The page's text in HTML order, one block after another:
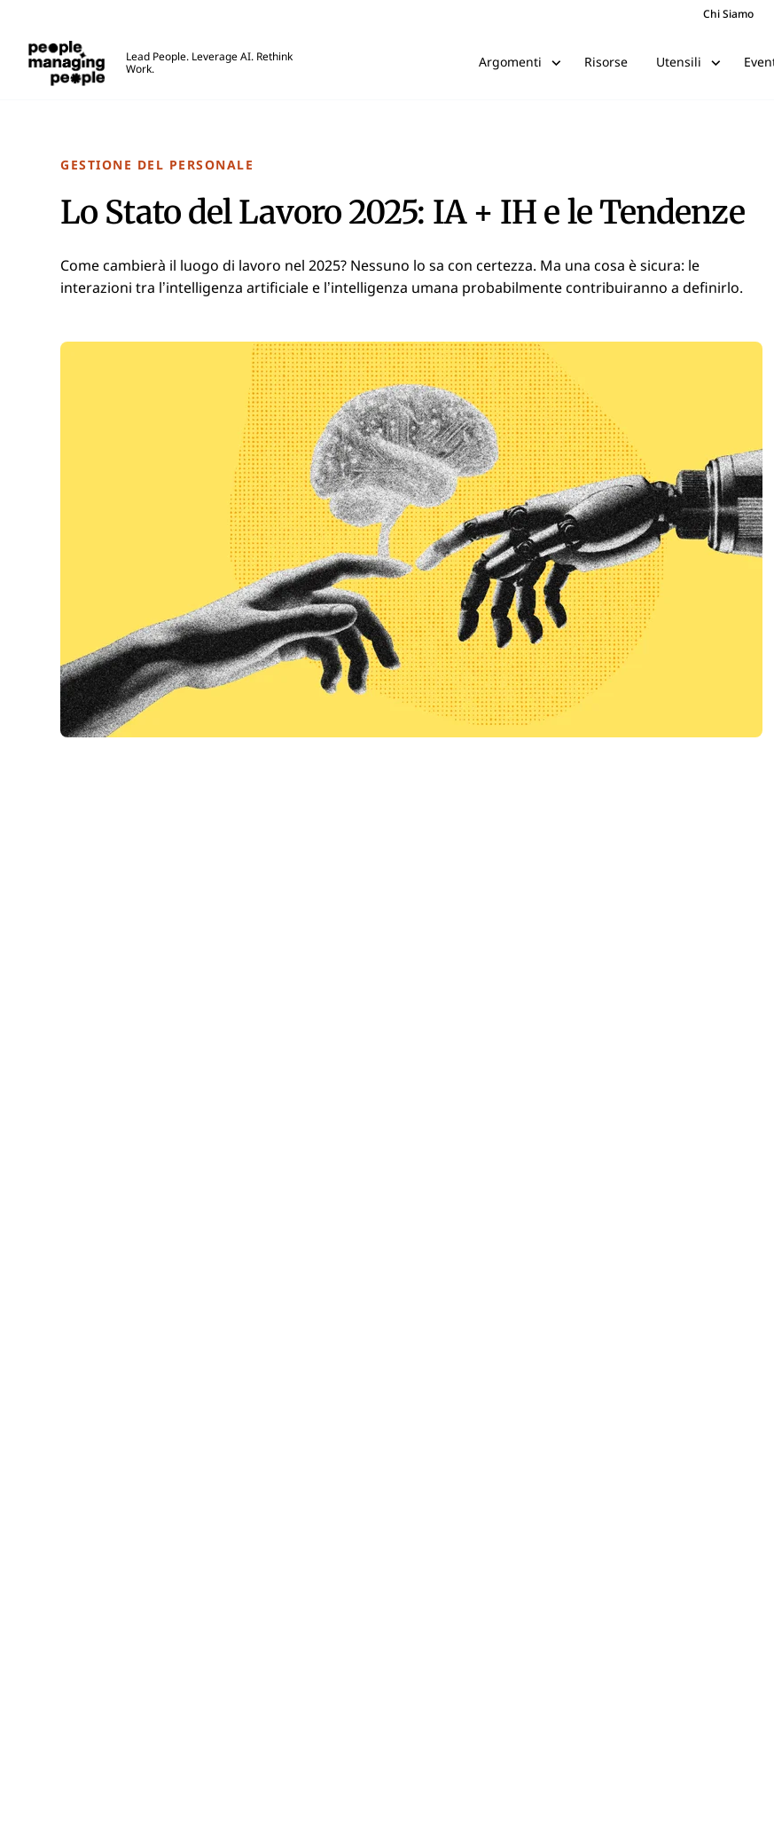
Chi Siamo
Lead People. Leverage AI. Rethink
Work.
Argomenti Risorse Utensili
GESTIONE DEL PERSONALE
Lo Stato del Lavoro 2025: IA + IH e le Tendenze
Come cambierà il luogo di lavoro nel 2025? Nessuno lo sa con certezza. Ma una cosa è sicura: le
interazioni tra l’intelligenza artificiale e l’intelligenza umana probabilmente contribuiranno a definirlo.